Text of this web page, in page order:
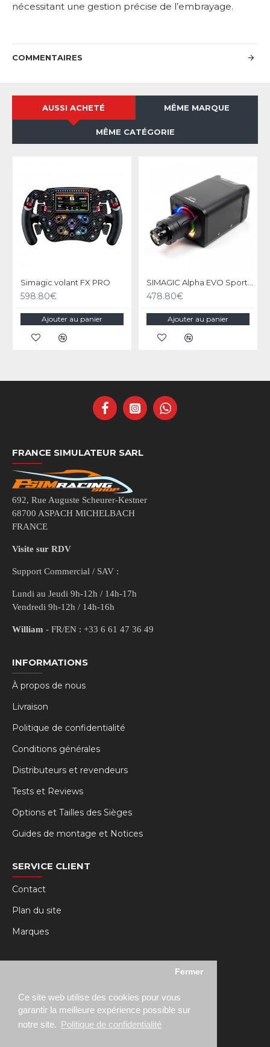
Ce site web utilise des cookies pour vous
garantir la meilleure expérience possible sur
notre site. Politique de confidentialité
Fermer
nécessitant une gestion précise de l’embrayage.
COMMENTAIRES
AUSSI ACHETÉ MÊME MARQUE
MÊME CATÉGORIE
Simagic volant FX PRO
598.80€
Ajouter au panier
SIMAGIC Alpha EVO Sport 9nm - Base Direct Drive
478.80€
Ajouter au panier
FRANCE SIMULATEUR SARL
692, Rue Auguste Scheurer-Kestner
68700 ASPACH MICHELBACH
FRANCE
Visite sur RDV
Support Commercial / SAV :
Lundi au Jeudi 9h-12h / 14h-17h
Vendredi 9h-12h / 14h-16h
William - FR/EN : +33 6 61 47 36 49
INFORMATIONS
À propos de nous
Livraison
Politique de confidentialité
Conditions générales
Distributeurs et revendeurs
Tests et Reviews
Options et Tailles des Sièges
Guides de montage et Notices
SERVICE CLIENT
Contact
Plan du site
Marques
MY RSEAT
Historique des commandes